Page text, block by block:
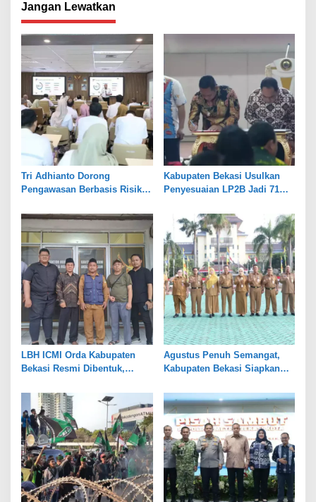
s
i
p
o
s
Jangan Lewatkan
Tri Adhianto Dorong
Pengawasan Berbasis Risiko,
Kelola
Kabupaten Bekasi Usulkan
Penyesuaian LP2B Jadi 71
Industri dan Pertanian
LBH ICMI Orda Kabupaten
Bekasi Resmi Dibentuk,
Pendampingan Hukum
Agustus Penuh Semangat,
Kabupaten Bekasi Siapkan
Hari Besar